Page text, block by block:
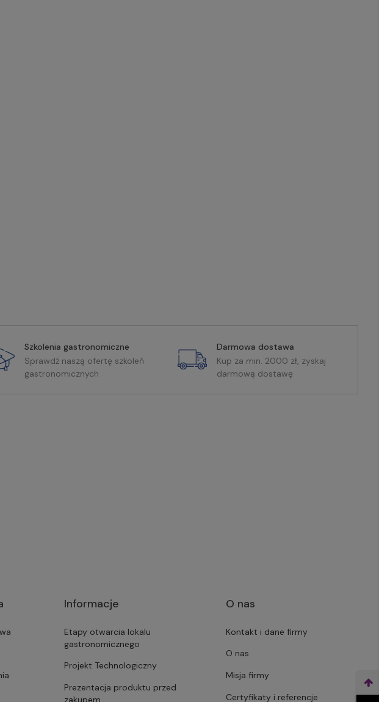
Szkolenia gastronomiczne
Sprawdź naszą ofertę szkoleń
gastronomicznych
Darmowa dostawa
Kup za min. 2000 zł, zyskaj
darmową dostawę
Informacje
Etapy otwarcia lokalu
gastronomicznego
Projekt Technologiczny
Prezentacja produktu przed
zakupem
O nas
Kontakt i dane firmy
O nas
Misja firmy
Certyfikaty i referencje